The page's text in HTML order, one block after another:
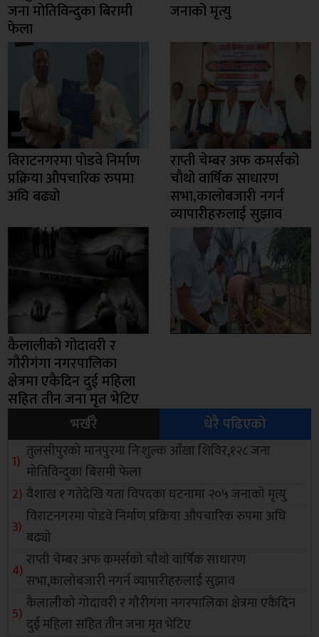
जना मोतिविन्दुका बिरामी
फेला
जनाको मृत्यु
विराटनगरमा पोडवे निर्माण
प्रक्रिया औपचारिक रुपमा
अघि बढ्यो
राप्ती चेम्बर अफ कमर्सको
चाैथो वार्षिक साधारण
सभा,कालोबजारी नगर्न
व्यापारीहरुलाई सुझाव
कैलालीको गोदावरी र
गौरीगंगा नगरपालिका
क्षेत्रमा एकैदिन दुई महिला
सहित तीन जना मृत भेटिए
भर्खरै
धेरै पढिएको
तुलसीपुरको मानपुरमा निःशुल्क आँखा शिविर,१२८ जना
मोतिविन्दुका बिरामी फेला
वैशाख १ गतेदेखि यता विपदका घटनामा २०५ जनाको मृत्यु
विराटनगरमा पोडवे निर्माण प्रक्रिया औपचारिक रुपमा अघि
बढ्यो
राप्ती चेम्बर अफ कमर्सको चाैथो वार्षिक साधारण
सभा,कालोबजारी नगर्न व्यापारीहरुलाई सुझाव
कैलालीको गोदावरी र गौरीगंगा नगरपालिका क्षेत्रमा एकैदिन
दुई महिला सहित तीन जना मृत भेटिए